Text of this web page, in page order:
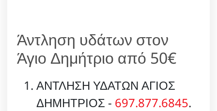
Άντληση υδάτων στον
Άγιο Δημήτριο από 50€
ΑΝΤΛΗΣΗ ΥΔΑΤΩΝ ΑΓΙΟΣ
ΔΗΜΗΤΡΙΟΣ - 697.877.6845.